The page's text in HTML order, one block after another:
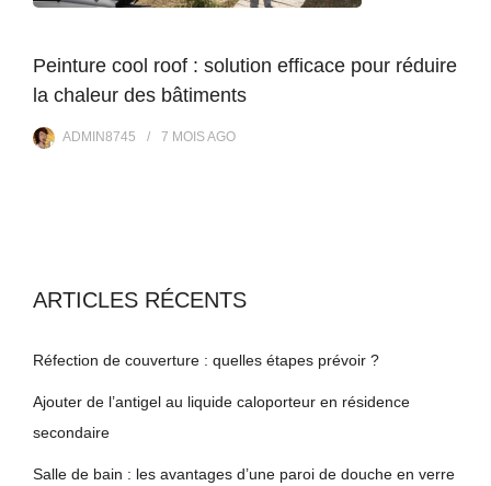
Peinture cool roof : solution efficace pour réduire
la chaleur des bâtiments
ADMIN8745 7 MOISAGO
ARTICLES RÉCENTS
Réfection de couverture : quelles étapes prévoir ?
Ajouter de l’antigel au liquide caloporteur en résidence
secondaire
Salle de bain : les avantages d’une paroi de douche en verre